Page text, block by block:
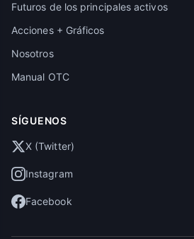
Futuros de los principales activos
Acciones + Gráficos
Nosotros
Manual OTC
SÍGUENOS
X (Twitter)
Instagram
Facebook